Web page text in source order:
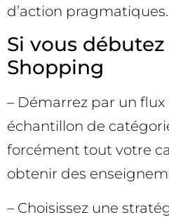
d’action pragmatiques.
Si vous
Shopping
– Démarrez par un
échantillon de
forcément tout votre
obtenir des
– Choisissez une